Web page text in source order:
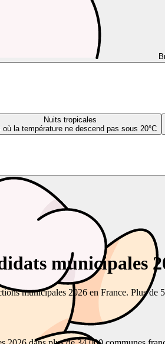
Nuits tropicales
où la température ne descend pas sous 20°C
municipales
municipales 2026 en France. Plus